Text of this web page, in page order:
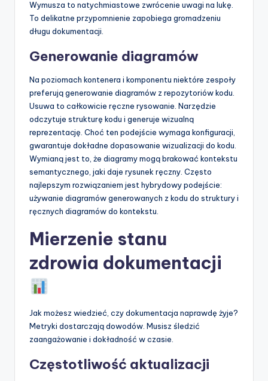
Wymusza to natychmiastowe zwrócenie uwagi na lukę.
To delikatne przypomnienie zapobiega gromadzeniu
długu dokumentacji.
Generowanie diagramów
Na poziomach kontenera i komponentu niektóre zespoły
preferują generowanie diagramów z repozytoriów kodu.
Usuwa to całkowicie ręczne rysowanie. Narzędzie
odczytuje strukturę kodu i generuje wizualną
reprezentację. Choć ten podejście wymaga konfiguracji,
gwarantuje dokładne dopasowanie wizualizacji do kodu.
Wymianą jest to, że diagramy mogą brakować kontekstu
semantycznego, jaki daje rysunek ręczny. Często
najlepszym rozwiązaniem jest hybrydowy podejście:
używanie diagramów generowanych z kodu do struktury i
ręcznych diagramów do kontekstu.
Mierzenie stanu
zdrowia dokumentacji
Jak możesz wiedzieć, czy dokumentacja naprawdę żyje?
Metryki dostarczają dowodów. Musisz śledzić
zaangażowanie i dokładność w czasie.
Częstotliwość aktualizacji